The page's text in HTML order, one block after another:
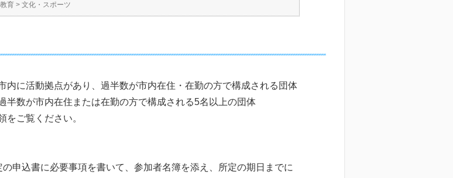
育 > 文化・スポーツ
に活動拠点があり、過半数が市内在住・在勤の方で構成される団体
数が市内在住または在勤の方で構成される5名以上の団体
をご覧ください。
申込書に必要事項を書いて、参加者名簿を添え、所定の期日までに